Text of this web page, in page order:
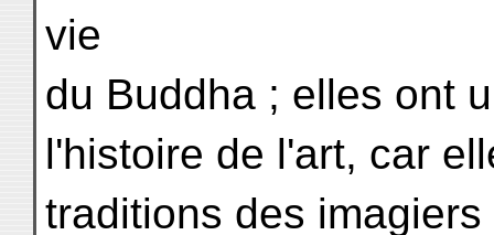
vie
du Buddha ; elles ont
l'histoire de l'art, car
traditions des